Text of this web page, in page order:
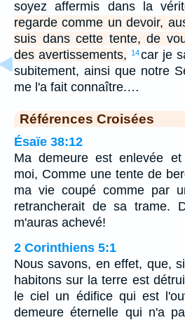
soyez affermis dans la
regarde comme un devoir,
suis dans cette tente, de
des avertissements,
14car je
subitement, ainsi que notre
me l'a fait connaître.…
Références Croisées
Ésaïe 38:12
Ma demeure est enlevée
moi, Comme une tente de
ma vie coupé comme par
retrancherait de sa trame.
m'auras achevé!
2 Corinthiens 5:1
Nous savons, en effet, que,
habitons sur la terre est
le ciel un édifice qui est
demeure éternelle qui n'a